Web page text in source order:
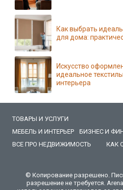
Как выбрать
для дома:
Искусство
идеальное
интерьера
ТОВАРЫ И УСЛУГИ
МЕБЕЛЬ И ИНТЕРЬЕР
БИЗНЕС И
ВСЕ ПРО НЕДВИЖИМОСТЬ
КАК
© Копирование разрешено.
разрешение не требуется.